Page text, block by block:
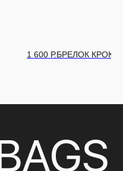
1 600 Р.БРЕЛОК КРОКО